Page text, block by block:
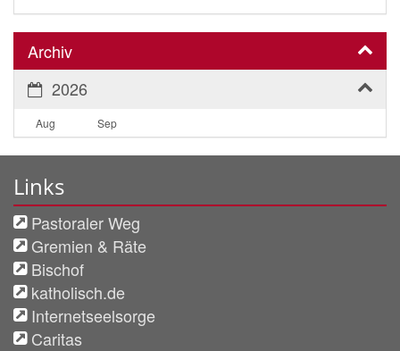
Archiv
2026
Aug Sep
Links
Pastoraler Weg
Gremien & Räte
Bischof
katholisch.de
Internetseelsorge
Caritas